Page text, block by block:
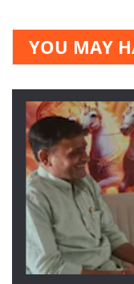
YOU MAY